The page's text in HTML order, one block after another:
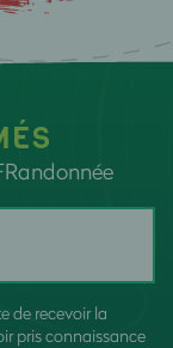
de recevoir la
pris connaissance